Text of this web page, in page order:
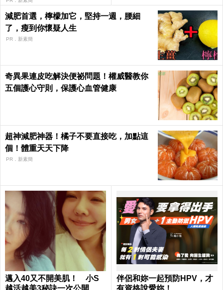
減肥首選，檸檬加它，堅持一週，腰細
了，瘦到你懷疑人生
PR．新素簡
奇異果連皮吃解決便祕問題！權威醫教你
五個護心守則，保護心血管健康
超神減肥神器！橘子不要直接吃，加點這
個！體重天天下降
PR．新素簡
邁入40又不開美肌！ 小S
伴侶和妳一起預防HPV，才